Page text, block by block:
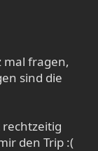
mal fragen,
sind die
den Trip :(